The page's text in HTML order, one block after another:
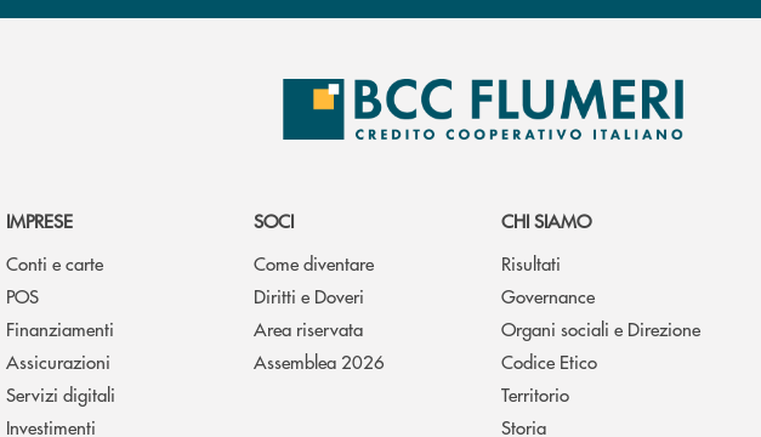
IMPRESE
Conti e carte
POS
Finanziamenti
Assicurazioni
Servizi digitali
Investimenti
SOCI
Come diventare
Diritti e Doveri
Area riservata
Assemblea 2026
CHI SIAMO
Risultati
Governance
Organi sociali e Direzione
Codice Etico
Territorio
Storia